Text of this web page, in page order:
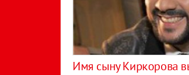
Имя сыну Киркорова